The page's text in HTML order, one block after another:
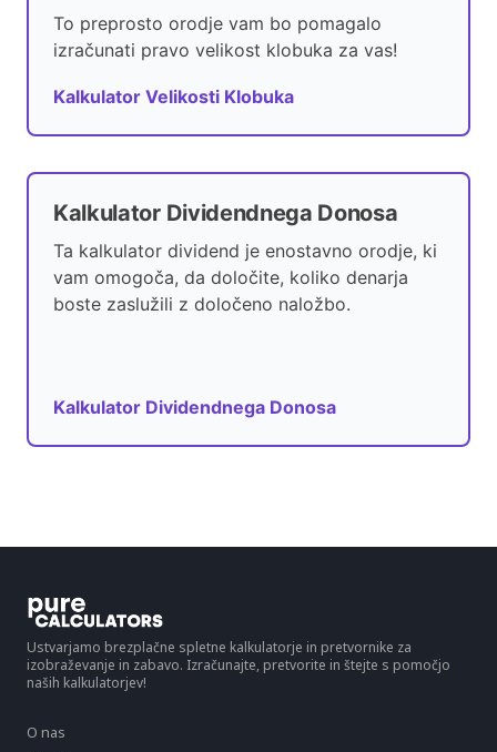
To preprosto orodje vam bo pomagalo
izračunati pravo velikost klobuka za vas!
Kalkulator Velikosti Klobuka
Kalkulator Dividendnega Donosa
Ta kalkulator dividend je enostavno orodje, ki
vam omogoča, da določite, koliko denarja
boste zaslužili z določeno naložbo.
Kalkulator Dividendnega Donosa
Ustvarjamo brezplačne spletne kalkulatorje in pretvornike za
izobraževanje in zabavo. Izračunajte, pretvorite in štejte s pomočjo
naših kalkulatorjev!
O nas